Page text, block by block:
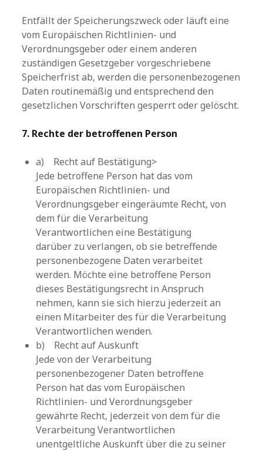
Entfällt der Speicherungszweck oder läuft eine
vom Europäischen Richtlinien- und
Verordnungsgeber oder einem anderen
zuständigen Gesetzgeber vorgeschriebene
Speicherfrist ab, werden die personenbezogenen
Daten routinemäßig und entsprechend den
gesetzlichen Vorschriften gesperrt oder gelöscht.
7. Rechte der betroffenen Person
a) Recht auf Bestätigung>
Jede betroffene Person hat das vom
Europäischen Richtlinien- und
Verordnungsgeber eingeräumte Recht, von
dem für die Verarbeitung
Verantwortlichen eine Bestätigung
darüber zu verlangen, ob sie betreffende
personenbezogene Daten verarbeitet
werden. Möchte eine betroffene Person
dieses Bestätigungsrecht in Anspruch
nehmen, kann sie sich hierzu jederzeit an
einen Mitarbeiter des für die Verarbeitung
Verantwortlichen wenden.
b) Recht auf Auskunft
Jede von der Verarbeitung
personenbezogener Daten betroffene
Person hat das vom Europäischen
Richtlinien- und Verordnungsgeber
gewährte Recht, jederzeit von dem für die
Verarbeitung Verantwortlichen
unentgeltliche Auskunft über die zu seiner